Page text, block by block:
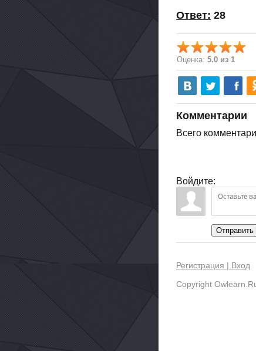
Ответ: 28
Оценка: 5.0 из 1
Комментарии
Всего
Войдите:
Отправить
Регистрация | Вход
Copyright